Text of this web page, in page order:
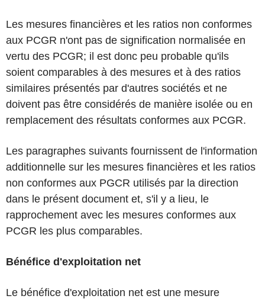
Les mesures financières et les ratios non conformes
aux PCGR n'ont pas de signification normalisée en
vertu des PCGR; il est donc peu probable qu'ils
soient comparables à des mesures et à des ratios
similaires présentés par d'autres sociétés et ne
doivent pas être considérés de manière isolée ou en
remplacement des résultats conformes aux PCGR.
Les paragraphes suivants fournissent de l'information
additionnelle sur les mesures financières et les ratios
non conformes aux PGCR utilisés par la direction
dans le présent document et, s'il y a lieu, le
rapprochement avec les mesures conformes aux
PCGR les plus comparables.
Bénéfice d'exploitation net
Le bénéfice d'exploitation net est une mesure